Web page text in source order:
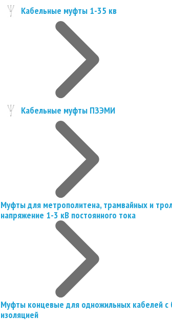
Кабельные муфты 1-35 кв
Кабельные муфты ПЗЭМИ
Муфты для метрополитена, трамвайных и
напряжение 1-3 кВ постоянного тока
Муфты концевые для одножильных кабелей с
изоляцией